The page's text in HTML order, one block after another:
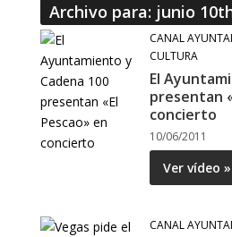
Archivo para: junio
CANAL
CULTURA
El
presentan
concierto
10/06/2011
Ver vídeo »
CANAL